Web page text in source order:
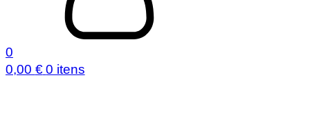
0
0,00 € 0 itens